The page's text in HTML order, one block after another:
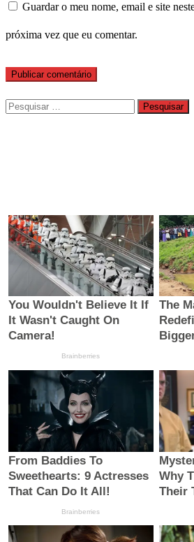
Guardar o meu nome, email e site
próxima vez que eu comentar.
Pesquisar
por: